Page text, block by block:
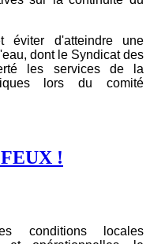
éviter d'atteindre une
dont le Syndicat des
les services de la
lors du comité
!
conditions locales